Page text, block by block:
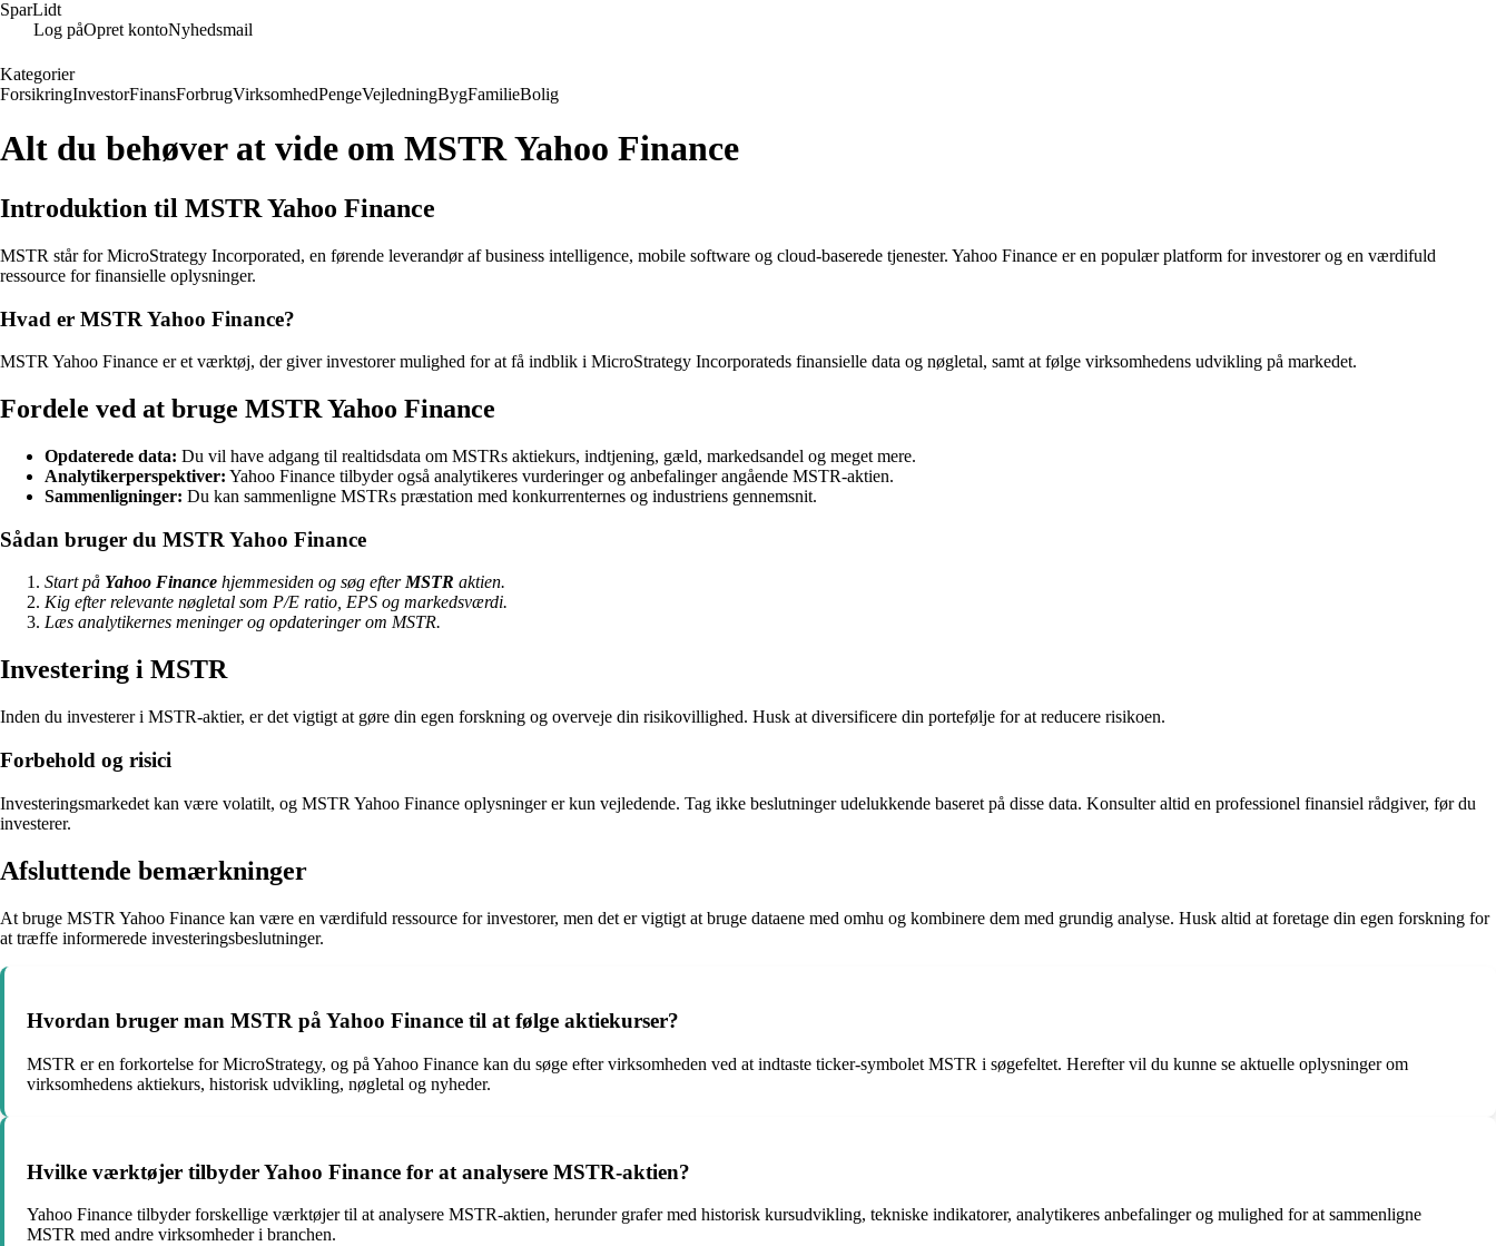
SparLidt
Log påOpret kontoNyhedsmail
Kategorier
ForsikringInvestorFinansForbrugVirksomhedPengeVejledningBygFamilieBolig
Alt du behøver at vide om MSTR Yahoo Finance
Introduktion til MSTR Yahoo Finance
MSTR står for MicroStrategy Incorporated, en førende leverandør af business intelligence, mobile software og cloud-baserede tjenester. Yahoo Finance er en populær platform for investorer og en værdifuld
ressource for finansielle oplysninger.
Hvad er MSTR Yahoo Finance?
MSTR Yahoo Finance er et værktøj, der giver investorer mulighed for at få indblik i MicroStrategy Incorporateds finansielle data og nøgletal, samt at følge virksomhedens udvikling på markedet.
Fordele ved at bruge MSTR Yahoo Finance
Opdaterede data: Du vil have adgang til realtidsdata om MSTRs aktiekurs, indtjening, gæld, markedsandel og meget mere.
Analytikerperspektiver: Yahoo Finance tilbyder også analytikeres vurderinger og anbefalinger angående MSTR-aktien.
Sammenligninger: Du kan sammenligne MSTRs præstation med konkurrenternes og industriens gennemsnit.
Sådan bruger du MSTR Yahoo Finance
Start på Yahoo Finance hjemmesiden og søg efterMSTR aktien.
Kig efter relevante nøgletal som P/E ratio, EPS og markedsværdi.
Læs analytikernes meninger og opdateringer om MSTR.
Investering i MSTR
Inden du investerer i MSTR-aktier, er det vigtigt at gøre din egen forskning og overveje din risikovillighed. Husk at diversificere din portefølje for at reducere risikoen.
Forbehold og risici
Investeringsmarkedet kan være volatilt, og MSTR Yahoo Finance oplysninger er kun vejledende. Tag ikke beslutninger udelukkende baseret på disse data. Konsulter altid en professionel finansiel rådgiver, før du
investerer.
Afsluttende bemærkninger
At bruge MSTR Yahoo Finance kan være en værdifuld ressource for investorer, men det er vigtigt at bruge dataene med omhu og kombinere dem med grundig analyse. Husk altid at foretage din egen forskning for
at træffe informerede investeringsbeslutninger.
Hvordan bruger man MSTR på Yahoo Finance til at følge aktiekurser?
MSTR er en forkortelse for MicroStrategy, og på Yahoo Finance kan du søge efter virksomheden ved at indtaste ticker-symbolet MSTR i søgefeltet. Herefter vil du kunne se aktuelle oplysninger om
virksomhedens aktiekurs, historisk udvikling, nøgletal og nyheder.
Hvilke værktøjer tilbyder Yahoo Finance for at analysere MSTR-aktien?
Yahoo Finance tilbyder forskellige værktøjer til at analysere MSTR-aktien, herunder grafer med historisk kursudvikling, tekniske indikatorer, analytikeres anbefalinger og mulighed for at sammenligne
MSTR med andre virksomheder i branchen.